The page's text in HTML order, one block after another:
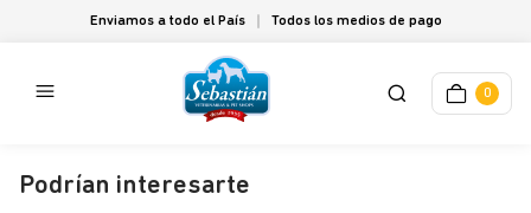
Enviamos a todo el País Todos los medios de pago
0
Podrían interesarte